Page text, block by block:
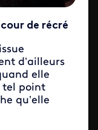
de récré
d’ailleurs
elle
tel point
qu’elle